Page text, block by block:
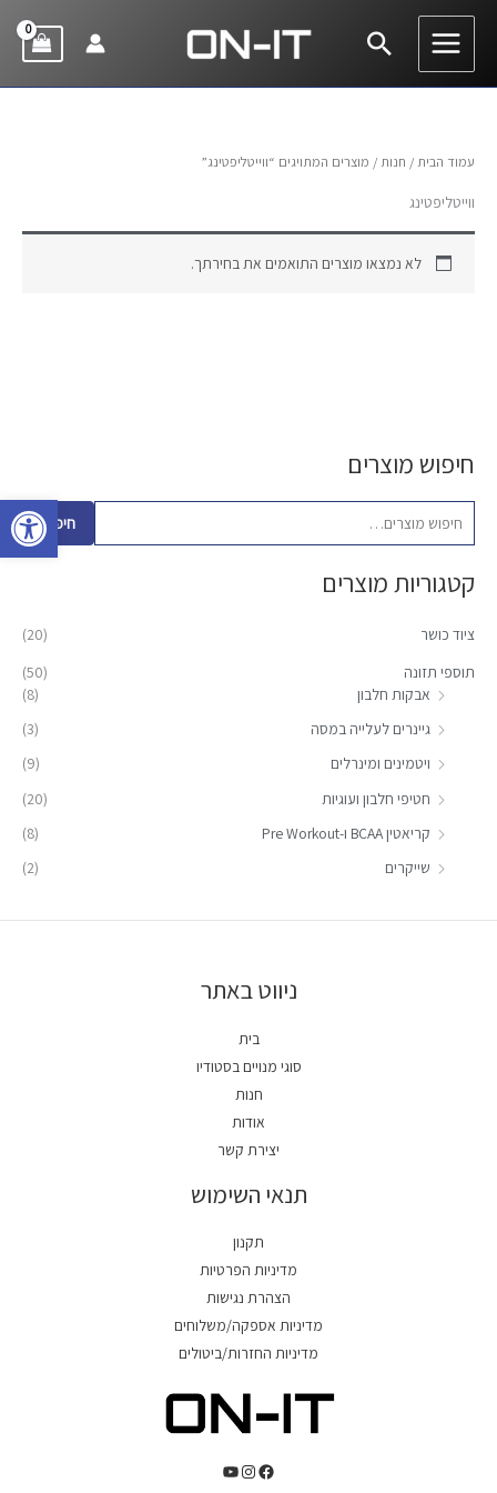
פתח
דילוג
חיפוש
חיפוש מוצרים
ח
ו
ש
ב
ו
חיפוש
קטגוריות מוצרים
ציוד כושר
(20)
תוספי תזונה
(50)
אבקות חלבון
(8)
גיינרים לעלייה במסה
(3)
ויטמינים ומינרלים
(9)
חטיפי חלבון ועוגיות
(20)
קריאטין BCAA ו-Pre Workout
(8)
שייקרים
(2)
עמוד הבית / חנות / מוצרים המתויגים “ווייטליפטינג”
ווייטליפטינג
לא נמצאו מוצרים התואמים את בחירתך.
ניווט באתר
בית
סוגי מנויים בסטודיו
חנות
אודות
יצירת קשר
תנאי השימוש
תקנון
מדיניות הפרטיות
הצהרת נגישות
מדיניות אספקה/משלוחים
מדיניות החזרות/ביטולים